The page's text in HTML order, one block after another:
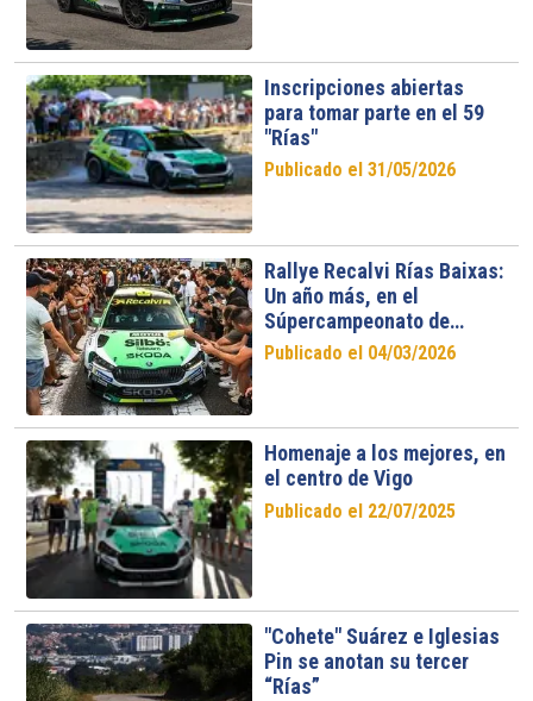
Inscripciones abiertas
para tomar parte en el 59
"Rías"
Publicado el 31/05/2026
Rallye Recalvi Rías Baixas:
Un año más, en el
Súpercampeonato de
España
Publicado el 04/03/2026
Homenaje a los mejores, en
el centro de Vigo
Publicado el 22/07/2025
"Cohete" Suárez e Iglesias
Pin se anotan su tercer
“Rías”